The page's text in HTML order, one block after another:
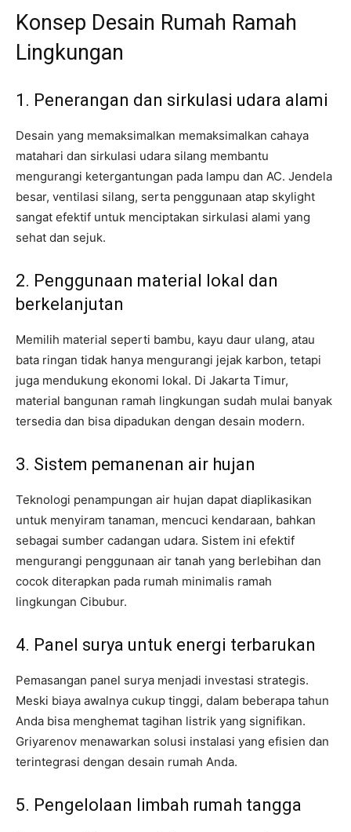
Konsep Desain Rumah Ramah
Lingkungan
1. Penerangan dan sirkulasi udara alami
Desain yang memaksimalkan memaksimalkan cahaya
matahari dan sirkulasi udara silang membantu
mengurangi ketergantungan pada lampu dan AC. Jendela
besar, ventilasi silang, serta penggunaan atap skylight
sangat efektif untuk menciptakan sirkulasi alami yang
sehat dan sejuk.
2. Penggunaan material lokal dan
berkelanjutan
Memilih material seperti bambu, kayu daur ulang, atau
bata ringan tidak hanya mengurangi jejak karbon, tetapi
juga mendukung ekonomi lokal. Di Jakarta Timur,
material bangunan ramah lingkungan sudah mulai banyak
tersedia dan bisa dipadukan dengan desain modern.
3. Sistem pemanenan air hujan
Teknologi penampungan air hujan dapat diaplikasikan
untuk menyiram tanaman, mencuci kendaraan, bahkan
sebagai sumber cadangan udara. Sistem ini efektif
mengurangi penggunaan air tanah yang berlebihan dan
cocok diterapkan pada rumah minimalis ramah
lingkungan Cibubur.
4. Panel surya untuk energi terbarukan
Pemasangan panel surya menjadi investasi strategis.
Meski biaya awalnya cukup tinggi, dalam beberapa tahun
Anda bisa menghemat tagihan listrik yang signifikan.
Griyarenov menawarkan solusi instalasi yang efisien dan
terintegrasi dengan desain rumah Anda.
5. Pengelolaan limbah rumah tangga